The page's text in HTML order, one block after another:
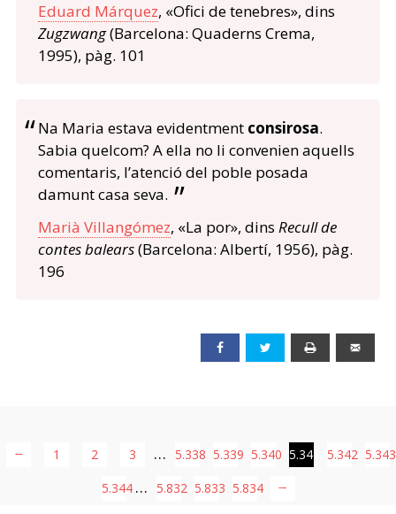
Eduard Márquez, «Ofici de tenebres», dins
Zugzwang(Barcelona: Quaderns Crema,
1995), pàg. 101
Na Maria estava evidentment consirosa.
Sabia quelcom? A ella no li convenien aquells
comentaris, l’atenció del poble posada
damunt casa seva.
Marià Villangómez, «La por», dins Recull de
contes balears(Barcelona: Albertí, 1956), pàg.
196
Facebook Twitter
← 1 2 3 … 5.338 5.339 5.340 5.341 5.342 5.343
5.344 … 5.832 5.833 5.834 →